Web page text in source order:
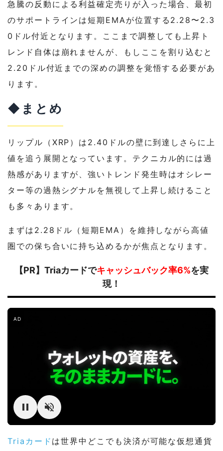
急騰の反動による利益確定売りが入った場合、最初
のサポートラインは短期EMAが位置する2.28〜2.3
0ドル付近となります。ここまで調整しても上昇ト
レンド自体は崩れませんが、もしここを割り込むと
2.20ドル付近までの深めの調整を覚悟する必要があ
ります。
◆まとめ
リップル（XRP）は2.40ドルの壁に到達しさらに上
値を追う展開となっています。テクニカル的には過
熱感がありますが、強いトレンド発生時はオシレー
ター等の過熱シグナルを無視して上昇し続けること
も多々あります。
まずは2.28ドル（短期EMA）を維持しながら高値
圏での保ち合いに持ち込めるかが焦点となります。
【PR】Triaカードでキャッシュバック率6%を実
現！
AD
Triaカード は世界中どこでも決済が可能な仮想通貨